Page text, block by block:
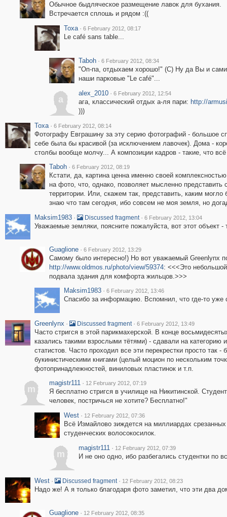
Обычное быдляческое размещение лавок для бухания.
Встречается сплошь и рядом :((
Toxa · 6 February 2012, 08:17
Le café sans table...
Taboh · 6 February 2012, 08:34
"Оп-па, отдыхаем хорошо!" (С) Ну да Вы и сами
наши парковые "Le café"...
a
alex_2010 · 6 February 2012, 12:54
ага, классический отдых а-ля пари: http://
)))
Toxa · 6 February 2012, 08:14
Фотографу Евграшину за эту серию фотографий - большое
себе была бы красивой (за исключением лавочек). Дома -
столбы вообще молчу... А композиции кадров - такие, что
Taboh · 6 February 2012, 08:19
Кстати, да, картина ценна именно своей
на фото, что, однако, позволяет мысленно представить
территории. Или, скажем так, представить, каким
знаю что там сегодня, ибо совсем не моя земля, но
Maksim1983 · Discussed fragment · 6 February 2012, 13:04
Уважаемые земляки, поясните пожалуйста, вот этот объект
Guaglione · 6 February 2012, 13:29
Самому было интересно!) Но вот уважаемый Greenlynx
http://www.oldmos.ru/photo/view/59374: <<<Это
подвала здания для комфорта жильцов.>>>
Maksim1983 · 6 February 2012, 13:46
Спасибо за информацию. Вспомнил, что где-то
Greenlynx · Discussed fragment · 6 February 2012, 13:49
Часто стригся в этой парикмахерской. В конце
казались такими взрослыми тётями) - сдавали на категорию
статистов. Часто проходил все эти перекрестки просто так
букинистическими книгами (целый моцион по нескольким
фотопринадлежностей, виниловых пластинок и т.п.
m
magistr111 · 12 February 2012, 07:19
Я бесплатно стригся в училище на Никитинской.
человек, постричься не хотите? Бесплатно!"
West · 12 February 2012, 07:36
Всё Измайлово зиждется на миллиардах
студенческих волосокосилок.
m
magistr111 · 12 February 2012, 07:39
И не оно одно, ибо разбегались студентки по
West · Discussed fragment · 12 February 2012, 08:23
Надо же! А я только благодаря фото заметил, что эти два
Guaglione · 12 February 2012, 08:35